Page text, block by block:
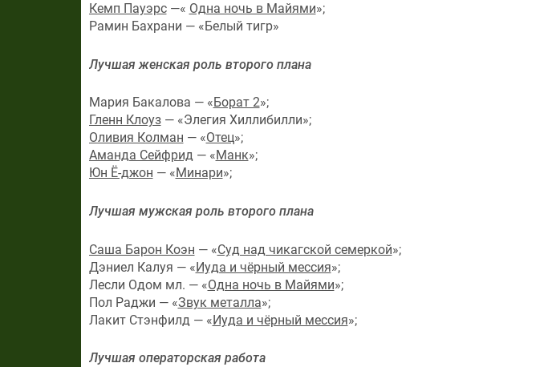
Кемп Пауэрс—« Одна ночь в Майями»;
Рамин Бахрани — «Белый тигр»
Лучшая женская роль второго плана
Мария Бакалова — «Борат 2»;
Гленн Клоуз— «Элегия Хиллибилли»;
Оливия Колман — «Отец»;
Аманда Сейфрид— «Манк»;
Юн Ё-джон — «Минари»;
Лучшая мужская роль второго плана
Саша Барон Коэн — «Суд над чикагской семеркой»;
Дэниел Калуя — «Иуда и чёрный мессия»;
Лесли Одом мл. — «Одна ночь в Майями»;
Пол Раджи — «Звук металла»;
Лакит Стэнфилд — «Иуда и чёрный мессия»;
Лучшая операторская работа